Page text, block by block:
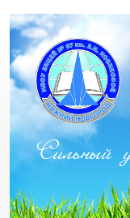
Сильный